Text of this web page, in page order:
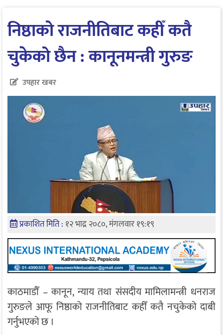
निष्ठाको राजनीतिबाट कहीँ कतै
चुकेको छैन : कानूनमन्त्री गुरुङ
उपहार खबर
प्रकाशित मिति : १२ भाद्र २०८०, मंगलवार १९:१९
काठमाडौँ – कानून, न्याय तथा संसदीय मामिलामन्त्री धनराज
गुरुङले आफू निष्ठाको राजनीतिबाट कहीँ कतै नचुकेको दाबी
गर्नुभएको छ ।